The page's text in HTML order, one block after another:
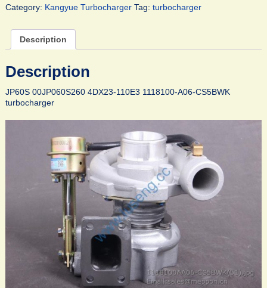
Category: Kangyue Turbocharger Tag: turbocharger
Description
Description
JP60S 00JP060S260 4DX23-110E3 1118100-A06-CS5BWK
turbocharger